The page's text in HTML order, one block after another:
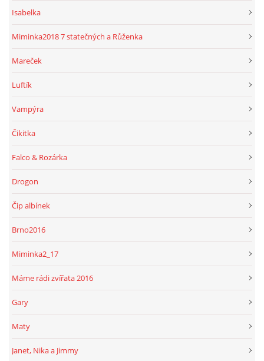
Isabelka
Miminka2018 7 statečných a Růženka
Mareček
Luftík
Vampýra
Čikitka
Falco & Rozárka
Drogon
Čip albínek
Brno2016
Miminka2_17
Máme rádi zvířata 2016
Gary
Maty
Janet, Nika a Jimmy